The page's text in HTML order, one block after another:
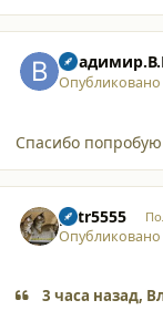
Спасибо
petr5555
3 часа назад,